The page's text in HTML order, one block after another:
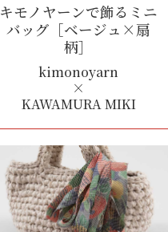
キモノヤーンで飾るミニ
バッグ ［ベージュ×扇
柄］
kimonoyarn
×
KAWAMURA MIKI